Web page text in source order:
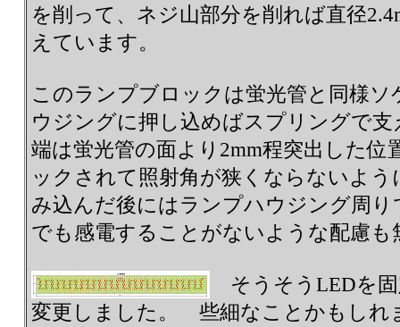
を削って、ネジ山部分を削れば直径
えています。
このランプブロックは蛍光管と同様
ウジングに押し込めばスプリングで
端は蛍光管の面より2mm程突出した
ックされて照射角が狭くならないよ
み込んだ後にはランプハウジング周
でも感電することがないような配慮
そうそうLEDを固
変更しました。 些細なことかもしれ